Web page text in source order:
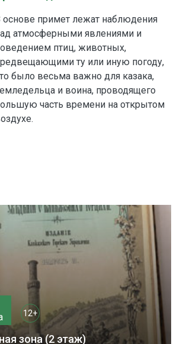
основе примет лежат наблюдения
атмосферными явлениями и
птиц, животных,
ту или иную погоду,
было весьма важно для казака,
и воина, проводящего
часть времени на открытом
12+
зона (2 этаж)